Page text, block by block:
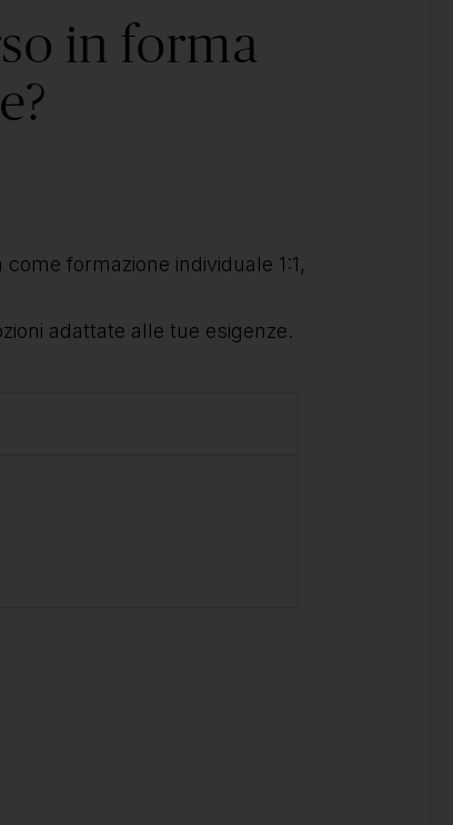
in forma
formazione individuale 1:1,
adattate alle tue esigenze.